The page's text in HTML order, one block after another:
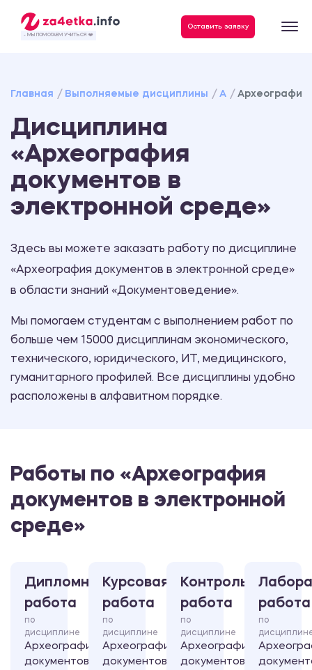
- МЫ ПОМОГАЕМ УЧИТЬСЯ ❤️
Оставить заявку
Главная Выполняемые дисциплины А Археография
Дисциплина
«Археография
документов в
электронной среде»
Здесь вы можете заказать работу по дисциплине
«Археография документов в электронной среде»
в области знаний «Документоведение».
Мы помогаем студентам с выполнением работ по
больше чем 15000 дисциплинам экономического,
технического, юридического, ИТ, медицинского,
гуманитарного профилей. Все дисциплины удобно
расположены в алфавитном порядке.
Работы по «Археография
документов в электронной
среде»
Дипломная
работа
по
дисциплине
Археография
документов
Курсовая
работа
по
дисциплине
Археография
документов
Контрольная
работа
по
дисциплине
Археография
документов
работа
по